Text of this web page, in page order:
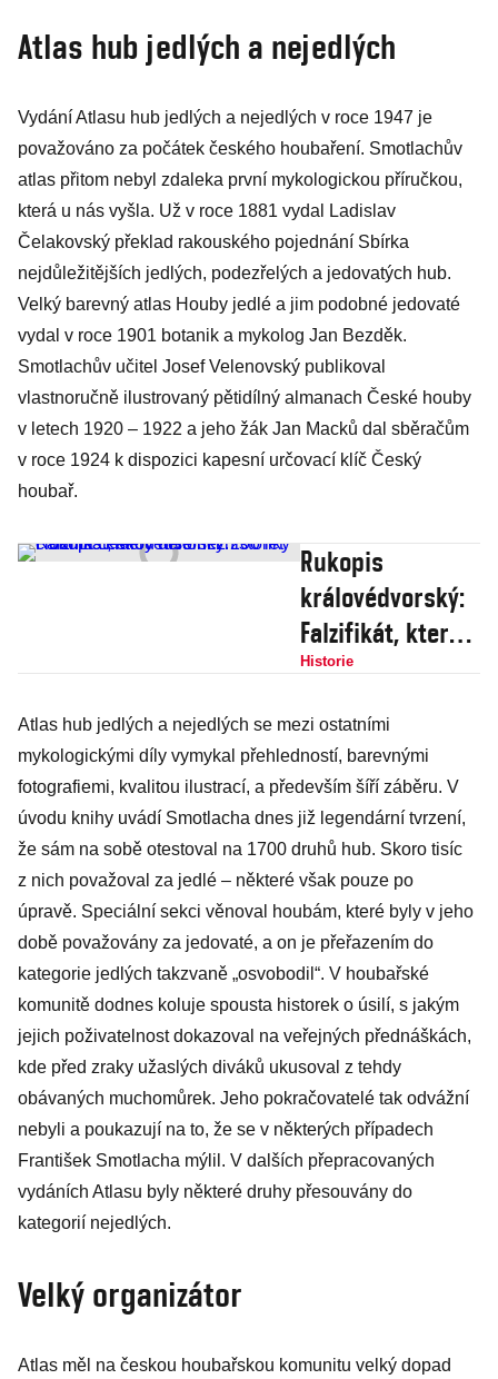
Atlas hub jedlých a nejedlých
Vydání Atlasu hub jedlých a nejedlých v roce 1947 je
považováno za počátek českého houbaření. Smotlachův
atlas přitom nebyl zdaleka první mykologickou příručkou,
která u nás vyšla. Už v roce 1881 vydal Ladislav
Čelakovský překlad rakouského pojednání Sbírka
nejdůležitějších jedlých, podezřelých a jedovatých hub.
Velký barevný atlas Houby jedlé a jim podobné jedovaté
vydal v roce 1901 botanik a mykolog Jan Bezděk.
Smotlachův učitel Josef Velenovský publikoval
vlastnoručně ilustrovaný pětidílný almanach České houby
v letech 1920 – 1922 a jeho žák Jan Macků dal sběračům
v roce 1924 k dispozici kapesní určovací klíč Český
houbař.
Rukopis
královédvorský:
Falzifikát, který
déle než 200 let
historií i
historiky
Historie
Atlas hub jedlých a nejedlých se mezi ostatními
mykologickými díly vymykal přehledností, barevnými
fotografiemi, kvalitou ilustrací, a především šíří záběru. V
úvodu knihy uvádí Smotlacha dnes již legendární tvrzení,
že sám na sobě otestoval na 1700 druhů hub. Skoro tisíc
z nich považoval za jedlé – některé však pouze po
úpravě. Speciální sekci věnoval houbám, které byly v jeho
době považovány za jedovaté, a on je přeřazením do
kategorie jedlých takzvaně „osvobodil“. V houbařské
komunitě dodnes koluje spousta historek o úsilí, s jakým
jejich poživatelnost dokazoval na veřejných přednáškách,
kde před zraky užaslých diváků ukusoval z tehdy
obávaných muchomůrek. Jeho pokračovatelé tak odvážní
nebyli a poukazují na to, že se v některých případech
František Smotlacha mýlil. V dalších přepracovaných
vydáních Atlasu byly některé druhy přesouvány do
kategorií nejedlých.
Velký organizátor
Atlas měl na českou houbařskou komunitu velký dopad